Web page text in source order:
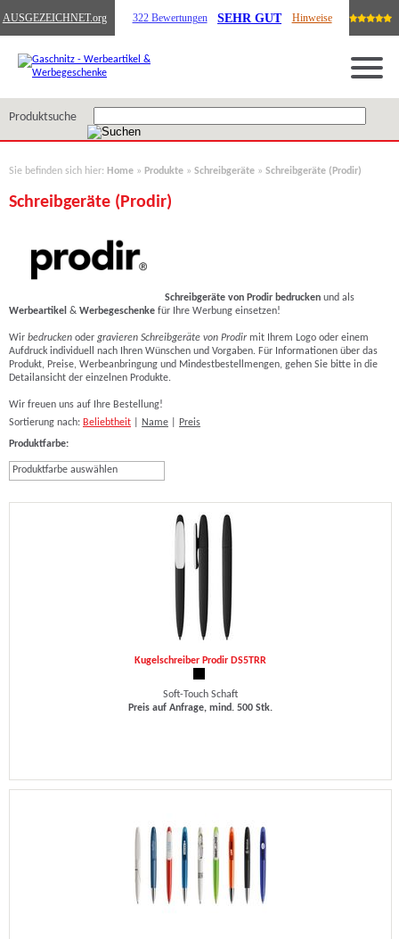
AUSGEZEICHNET.org 322 Bewertungen SEHR GUT Hinweise
Produktsuche
Sie befinden sich hier: Home » Produkte » Schreibgeräte » Schreibgeräte (Prodir)
Schreibgeräte (Prodir)
Schreibgeräte von Prodir bedrucken und als
Werbeartikel & Werbegeschenke für Ihre Werbung einsetzen!
Wir bedrucken oder gravieren Schreibgeräte von Prodir mit Ihrem Logo oder einem
Aufdruck individuell nach Ihren Wünschen und Vorgaben. Für Informationen über das
Produkt, Preise, Werbeanbringung und Mindestbestellmengen, gehen Sie bitte in die
Detailansicht der einzelnen Produkte.
Wir freuen uns auf Ihre Bestellung!
Sortierung nach: Beliebtheit Name
Preis
Produktfarbe:
Produktfarbe auswählen
Kugelschreiber Prodir DS5TRR
Soft-Touch Schaft
Preis auf Anfrage, mind. 500 Stk.